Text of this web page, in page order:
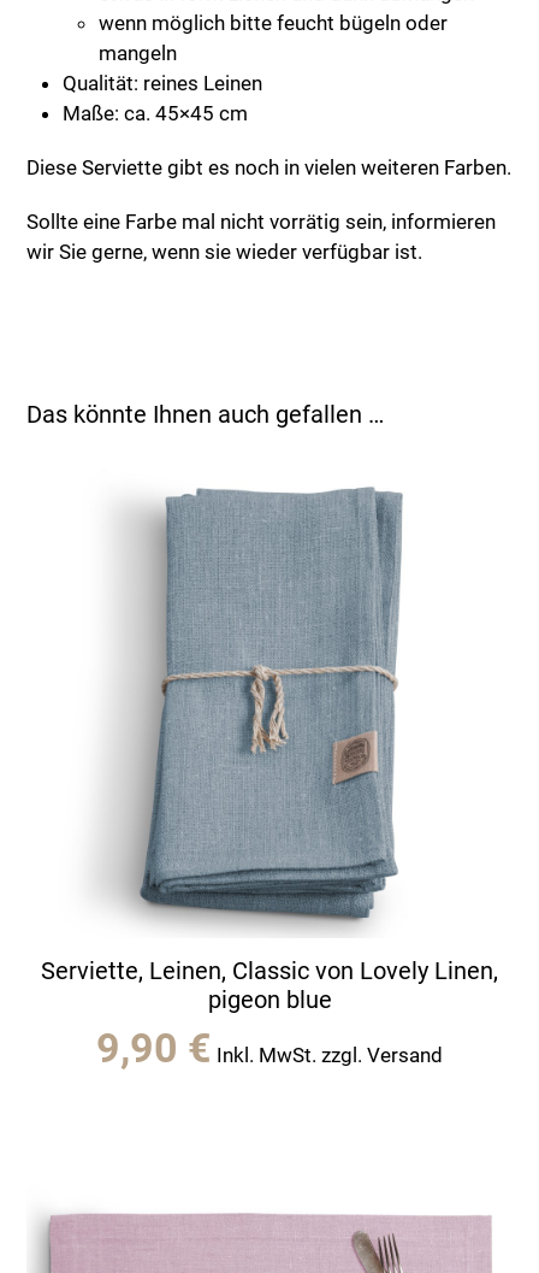
wenn möglich bitte feucht bügeln oder
mangeln
Qualität: reines Leinen
Maße: ca. 45×45 cm
Diese Serviette gibt es noch in vielen weiteren Farben.
Sollte eine Farbe mal nicht vorrätig sein, informieren
wir Sie gerne, wenn sie wieder verfügbar ist.
Das könnte Ihnen auch gefallen …
Serviette, Leinen, Classic von Lovely Linen,
pigeon blue
9,90 € Inkl. MwSt. zzgl. Versand